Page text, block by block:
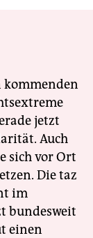
kommenden
jetzt
Auch
sich vor Ort
Die taz
im
bundesweit
einen